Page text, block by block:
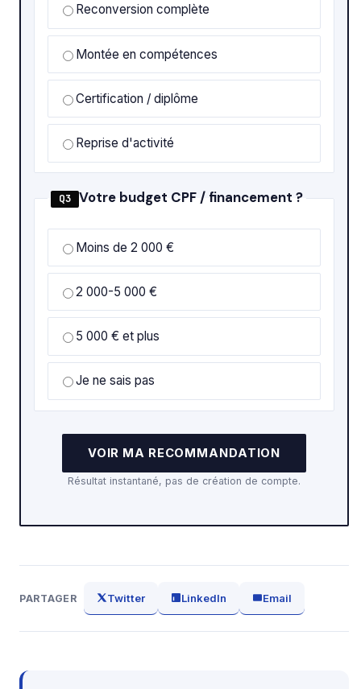
Reconversion complète
Montée en compétences
Certification / diplôme
Reprise d'activité
Q3 Votre budget CPF / financement ?
Moins de 2 000 €
2 000-5 000 €
5 000 € et plus
Je ne sais pas
VOIR MA RECOMMANDATION
Résultat instantané, pas de création de compte.
PARTAGER Twitter LinkedIn Email